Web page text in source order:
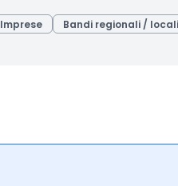
Imprese Bandi regionali / locali